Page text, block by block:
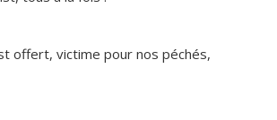
offert, victime pour nos péchés,